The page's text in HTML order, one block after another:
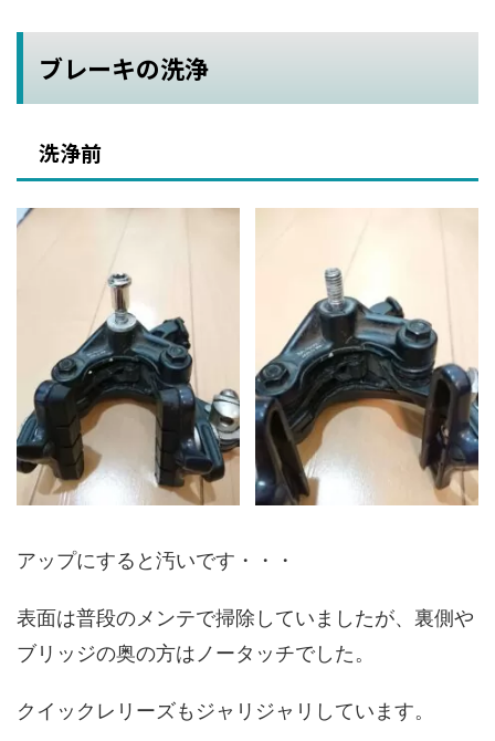
ブレーキの洗浄
洗浄前
アップにすると汚いです・・・
表面は普段のメンテで掃除していましたが、裏側や
ブリッジの奥の方はノータッチでした。
クイックレリーズもジャリジャリしています。